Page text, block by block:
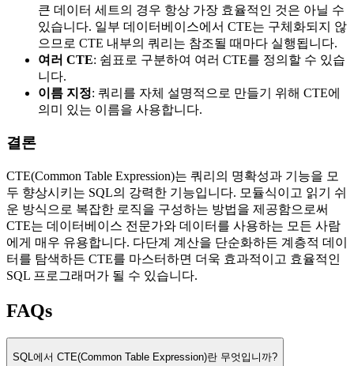
큰 데이터 세트의 경우 항상 가장 효율적인 것은 아닐 수
있습니다. 일부 데이터베이스에서 CTE는 구체화되지 않
으므로 CTE 내부의 쿼리는 참조될 때마다 실행됩니다.
여러 CTE: 쉼표로 구분하여 여러 CTE를 정의할 수 있습
니다.
이름 지정: 쿼리를 자체 설명적으로 만들기 위해 CTE에
의미 있는 이름을 사용합니다.
결론
CTE(Common Table Expression)는 쿼리의 명확성과 기능을 모
두 향상시키는 SQL의 강력한 기능입니다. 모듈식이고 읽기 쉬
운 방식으로 복잡한 로직을 구성하는 방법을 제공함으로써
CTE는 데이터베이스 전문가와 데이터를 사용하는 모든 사람
에게 매우 유용합니다. 다단계 계산을 단순화하든 계층적 데이
터를 탐색하든 CTE를 마스터하면 더욱 효과적이고 효율적인
SQL 프로그래머가 될 수 있습니다.
FAQs
SQL에서 CTE(Common Table Expression)란 무엇입니까?